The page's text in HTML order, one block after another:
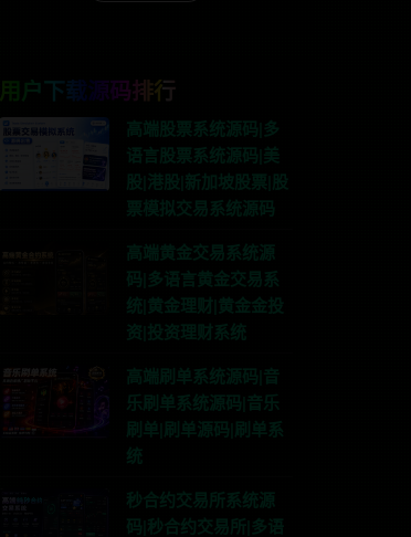
用户下载源码排行
高端股票系统源码|多
语言股票系统源码|美
股|港股|新加坡股票|股
票模拟交易系统源码
高端黄金交易系统源
码|多语言黄金交易系
统|黄金理财|黄金金投
资|投资理财系统
高端刷单系统源码|音
乐刷单系统源码|音乐
刷单|刷单源码|刷单系
统
秒合约交易所系统源
码|秒合约交易所|多语